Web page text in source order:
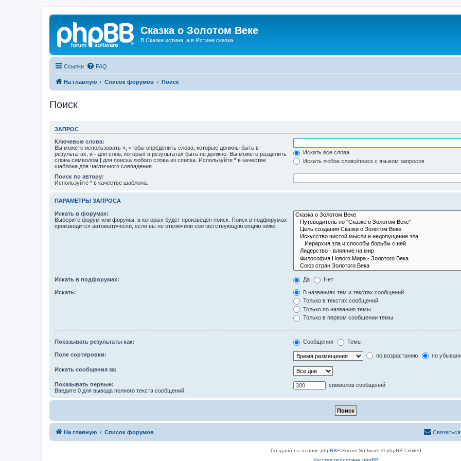
Сказка о Золотом Веке
В Сказке истина, а в Истине сказка.
Ссылки FAQ
На главную Список форумов Поиск
Поиск
ЗАПРОС
Ключевые слова:
Вы можете использовать + , чтобы определить слова, которые должны быть в
результатах, и - для слов, которых в результатах быть не должно. Вы можете разделить
слова символом | для поиска любого слова из списка. Используйте * в качестве
шаблона для частичного совпадения.
Искать все слова
Искать любое слово/поиск с языком запросов
Поиск по автору:
Используйте * в качестве шаблона.
ПАРАМЕТРЫ ЗАПРОСА
Искать в форумах:
Выберите форум или форумы, в которых будет произведён поиск. Поиск в подфорумах
производится автоматически, если вы не отключили соответствующую опцию ниже.
Искать в подфорумах: Да Нет
Искать:
В названиях тем и текстах сообщений
Только в текстах сообщений
Только по названию темы
Только в первом сообщении темы
Показывать результаты как: Сообщения Темы
Поле сортировки: по возрастанию по
Искать сообщения за:
Показывать первые:
Введите 0 для вывода полного текста сообщений.
символов сообщений
На главную Список форумов
Создано на основе phpBB® Forum Software © phpBB Limited
Русская поддержка phpBB